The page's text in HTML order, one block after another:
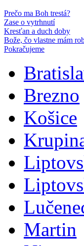
Prečo ma Boh trestá?
Zase o vytrhnutí
Kresťan a duch doby
Bože, čo vlastne mám
Pokračujeme
Brezno
Košice
Martin